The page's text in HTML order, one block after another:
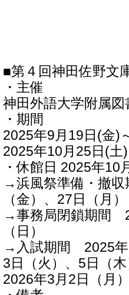
■第４回神田佐野文
・主催
神田外語大学附属図
・期間
2025年9月19日(金)
2025年10月25日(土
・休館日 2025年
→浜風祭準備・撤
（金）、27日（月）
→事務局閉鎖期間
（日）
→入試期間 2025年
3日（火）、5日（木
2026年3月2日（月）